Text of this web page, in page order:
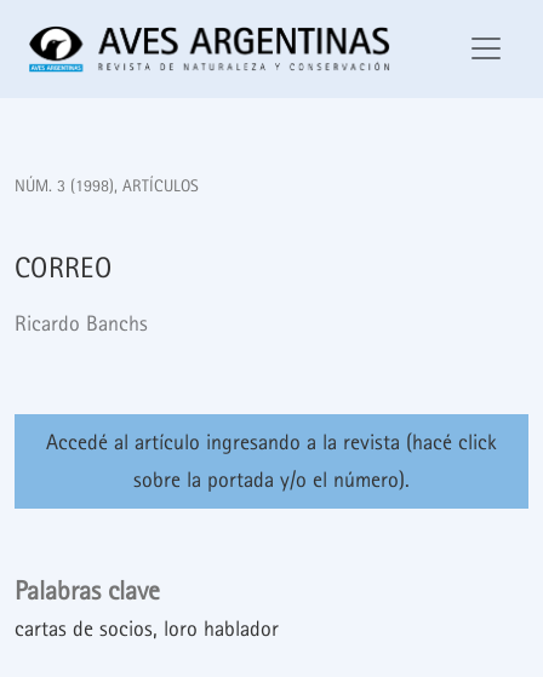
Correo
NÚM. 3 (1998), ARTÍCULOS
CORREO
Ricardo Banchs
Palabras clave
cartas de socios loro hablador
Accedé al artículo ingresando a la revista (hacé click
sobre la portada y/o el número).